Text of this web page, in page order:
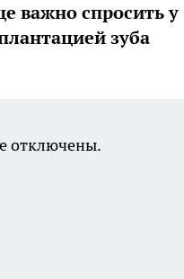
важно спросить у
зуба
отключены.